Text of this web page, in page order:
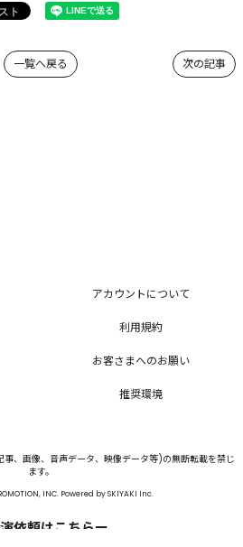
次の記事
一覧へ戻る
アカウントについて
利用規約
お客さまへのお願い
推奨環境
、画像、音声データ、映像データ等)の無断転載を禁じ
ます。
INC. Powered bySKIYAKI Inc.
依頼はこちらー